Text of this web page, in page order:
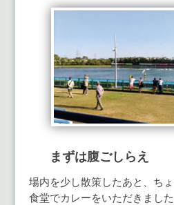
まずは腹ごしらえ
場内を少し散策したあと、ち
食堂でカレーをいただきました